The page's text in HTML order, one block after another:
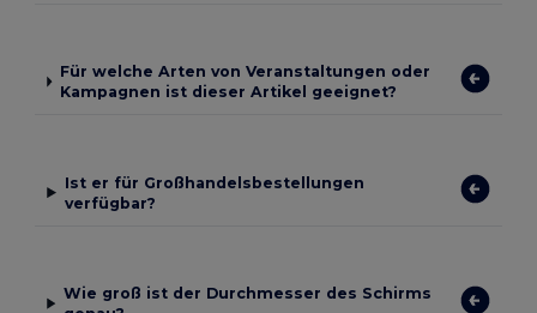
Für welche Arten von Veranstaltungen oder
Kampagnen ist dieser Artikel geeignet?
Ist er für Großhandelsbestellungen
verfügbar?
Wie groß ist der Durchmesser des Schirms